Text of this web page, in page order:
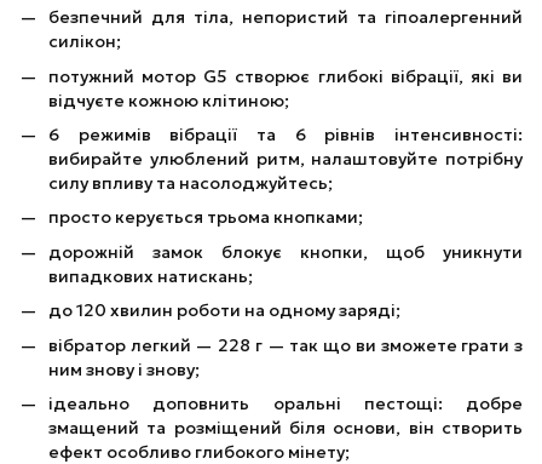
безпечний для тіла, непористий та гіпоалергенний
силікон;
потужний мотор G5 створює глибокі вібрації, які ви
відчуєте кожною клітиною;
6 режимів вібрації та 6 рівнів інтенсивності:
вибирайте улюблений ритм, налаштовуйте потрібну
силу впливу та насолоджуйтесь;
просто керується трьома кнопками;
дорожній замок блокує кнопки, щоб уникнути
випадкових натискань;
до 120 хвилин роботи на одному заряді;
вібратор легкий — 228 г — так що ви зможете грати з
ним знову і знову;
ідеально доповнить оральні пестощі: добре
змащений та розміщений біля основи, він створить
ефект особливо глибокого мінету;